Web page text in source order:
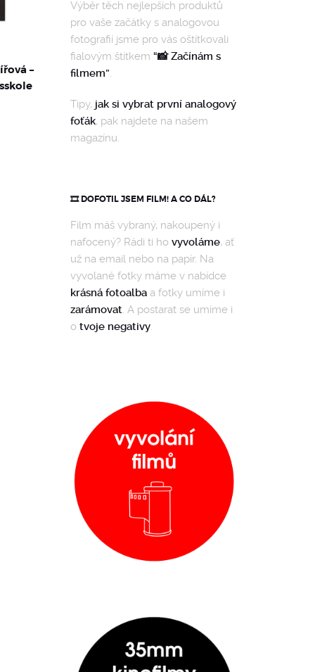
–
Výběr těch nejlepších produktů
pro vaše začátky s analogovou
fotografií jsme pro vás oštítkovali
fialovým štítkem “📸 Začínám s
filmem”.
Tipy, jak si vybrat první analogový
foťák, pak najdete na našem
magazínu.
🎞️ DOFOTIL JSEM FILM! A CO DÁL?
Film máš vybraný, nakoupený i
nafocený? Rádi ti ho vyvoláme, ať
už na email nebo na papír. Na
vyvolané fotky máme v nabídce
krásná fotoalbaa fotky umíme i
zarámovat. A postarat se umíme i
o tvoje negativy.